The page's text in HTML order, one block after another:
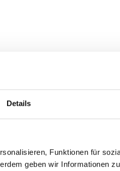
Details
Funktionen für
geben wir Informationen